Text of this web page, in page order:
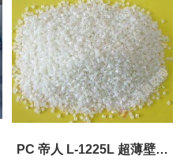
PC 帝人 L-1225L 超薄壁型